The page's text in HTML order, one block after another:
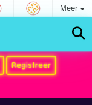
Meer
Registreer